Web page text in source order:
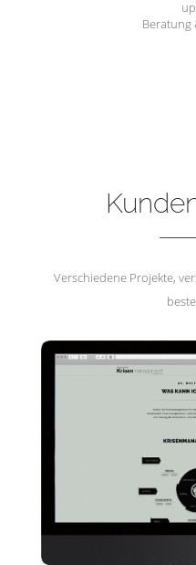
Beratung
Verschiedene Projekte,